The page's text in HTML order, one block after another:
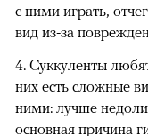
с ними играть,
вид из-за
4. Суккуленты
них есть сложные
ними: лучше
основная причина